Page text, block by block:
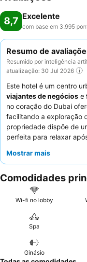
8,7 Excelente
com base em 3.995
Resumo de
Resumido por inteligência
atualização: 30 Jul 2026
Este hotel é um centro
viajantes de negócios e
no coração do Dubai
facilitando a exploração
propriedade dispõe de
perfeita para relaxar
autênticas ofertas de
comunicantes.
Mostrar mais
Comodidades
Wi-fi no lobby
Spa
Ginásio